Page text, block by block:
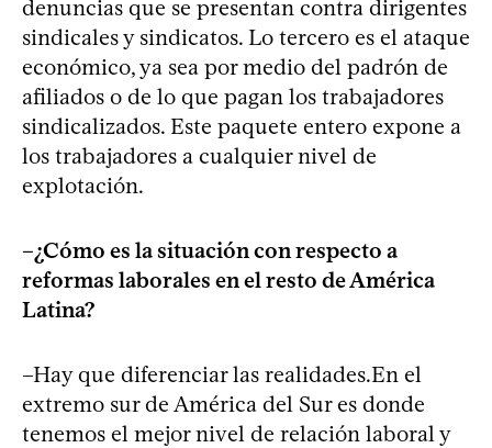
denuncias que se presentan contra dirigentes
sindicales y sindicatos. Lo tercero es el ataque
económico, ya sea por medio del padrón de
afiliados o de lo que pagan los trabajadores
sindicalizados. Este paquete entero expone a
los trabajadores a cualquier nivel de
explotación.
–¿Cómo es la situación con respecto a
reformas laborales en el resto de América
Latina?
–Hay que diferenciar las realidades.En el
extremo sur de América del Sur es donde
tenemos el mejor nivel de relación laboral y